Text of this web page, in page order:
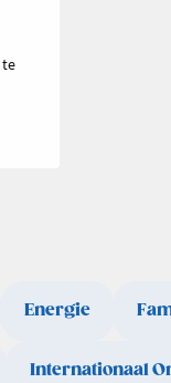
Energie
Internationaal